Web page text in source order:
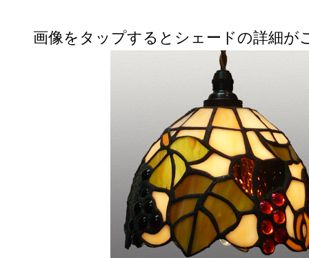
画像をタップするとシェードの詳細が